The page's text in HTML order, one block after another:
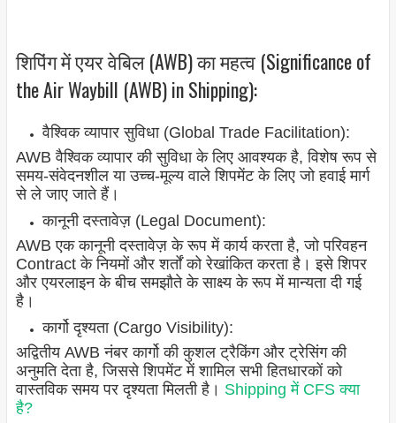
शिपिंग में एयर वेबिल (AWB) का महत्व (Significance of
the Air Waybill (AWB) in Shipping):
वैश्विक व्यापार सुविधा (Global Trade Facilitation):
AWB वैश्विक व्यापार की सुविधा के लिए आवश्यक है, विशेष रूप से
समय-संवेदनशील या उच्च-मूल्य वाले शिपमेंट के लिए जो हवाई मार्ग
से ले जाए जाते हैं।
कानूनी दस्तावेज़ (Legal Document):
AWB एक कानूनी दस्तावेज़ के रूप में कार्य करता है, जो परिवहन
Contract के नियमों और शर्तों को रेखांकित करता है। इसे शिपर
और एयरलाइन के बीच समझौते के साक्ष्य के रूप में मान्यता दी गई
है।
कार्गो दृश्यता (Cargo Visibility):
अद्वितीय AWB नंबर कार्गो की कुशल ट्रैकिंग और ट्रेसिंग की
अनुमति देता है, जिससे शिपमेंट में शामिल सभी हितधारकों को
वास्तविक समय पर दृश्यता मिलती है। Shipping में CFS क्या
है?